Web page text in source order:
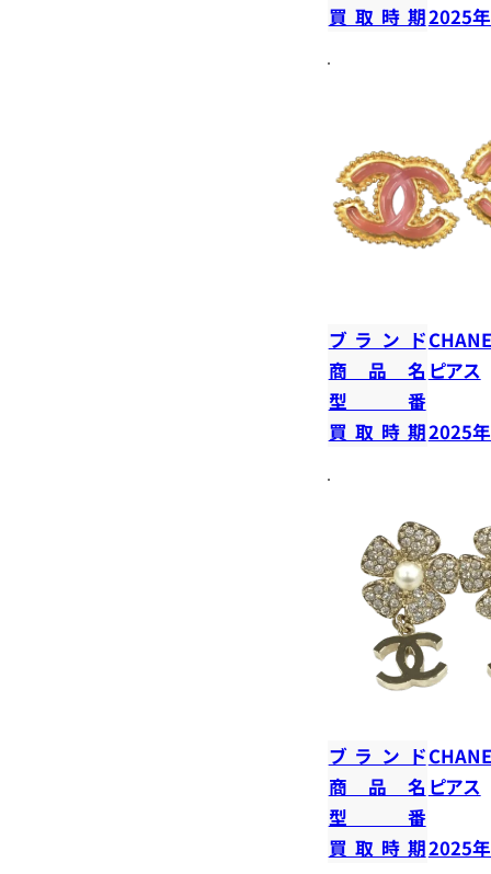
買取時期2025
ブランド
商品名 ピアス
型番
買取時期2025
ブランド
商品名 ピアス
型番
買取時期2025